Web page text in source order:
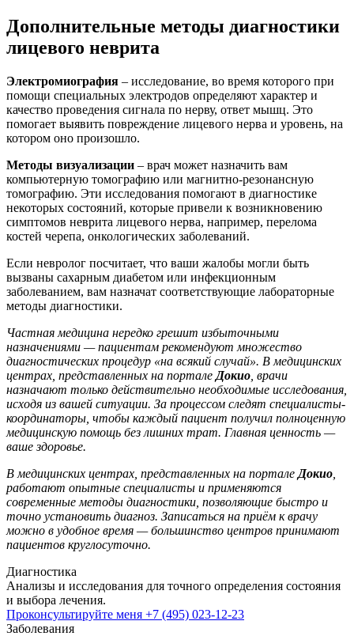
Дополнительные методы диагностики
лицевого неврита
Электромиография – исследование, во время которого при
помощи специальных электродов определяют характер и
качество проведения сигнала по нерву, ответ мышц. Это
помогает выявить повреждение лицевого нерва и уровень, на
котором оно произошло.
Методы визуализации – врач может назначить вам
компьютерную томографию или магнитно-резонансную
томографию. Эти исследования помогают в диагностике
некоторых состояний, которые привели к возникновению
симптомов неврита лицевого нерва, например, перелома
костей черепа, онкологических заболеваний.
Если невролог посчитает, что ваши жалобы могли быть
вызваны сахарным диабетом или инфекционным
заболеванием, вам назначат соответствующие лабораторные
методы диагностики.
Частная медицина нередко грешит избыточными
назначениями — пациентам рекомендуют множество
диагностических процедур «на всякий случай». В медицинских
центрах, представленных на портале Докио , врачи
назначают только действительно необходимые исследования,
исходя из вашей ситуации. За процессом следят специалисты-
координаторы, чтобы каждый пациент получил полноценную
медицинскую помощь без лишних трат. Главная ценность —
ваше здоровье.
В медицинских центрах, представленных на портале Докио
работают опытные специалисты и применяются
современные методы диагностики, позволяющие быстро и
точно установить диагноз. Записаться на приём к врачу
можно в удобное время — большинство центров принимают
пациентов круглосуточно.
Диагностика
Анализы и исследования для точного определения состояния
и выбора лечения.
Проконсультируйте меня +7 (495) 023-12-23
Заболевания